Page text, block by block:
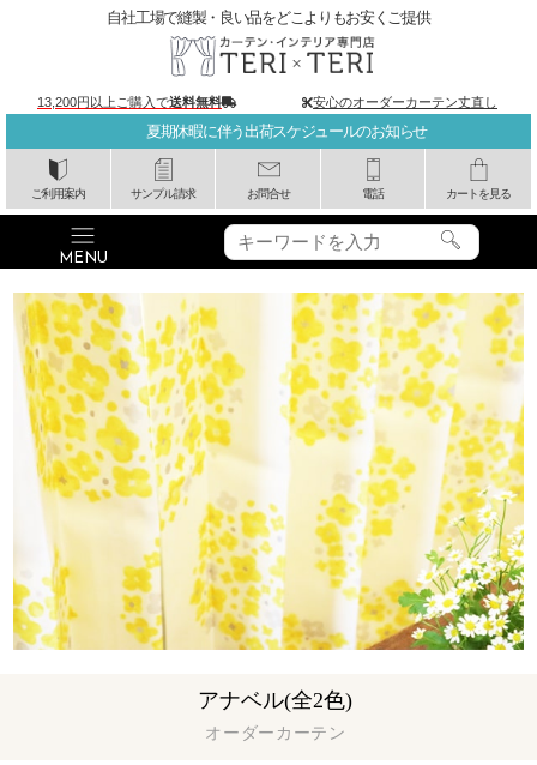
夏期休暇に伴う出荷スケジュールのお知らせ
ご利用案内 サンプル請求 お問合せ 電話 カートを見る
自社工場で縫製・良い品をどこよりもお安くご提供
13,200円以上ご購入で送料無料 安心のオーダーカーテン丈直し
オーダーカーテン
アナベル(全2色)